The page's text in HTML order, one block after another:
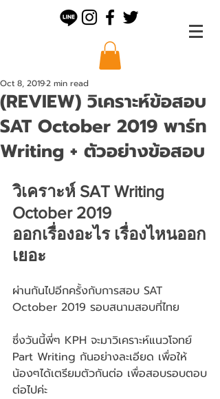
(REVIEW) วิเคราะห์ข้อสอบ
SAT October 2019 พาร์ท
Writing + ตัวอย่างข้อสอบ
Oct 8, 20192 min read
วิเคราะห์ SAT Writing
October 2019
ออกเรื่องอะไร เรื่องไหนออก
เยอะ
ผ่านกันไปอีกครั้งกับการสอบ SAT
October 2019 รอบสนามสอบที่ไทย
ซึ่งวันนี้พี่ๆ KPH จะมาวิเคราะห์แนวโจทย์
Part Writing กันอย่างละเอียด เพื่อให้
น้องๆได้เตรียมตัวกันต่อ เพื่อสอบรอบตอบ
ต่อไปค่ะ